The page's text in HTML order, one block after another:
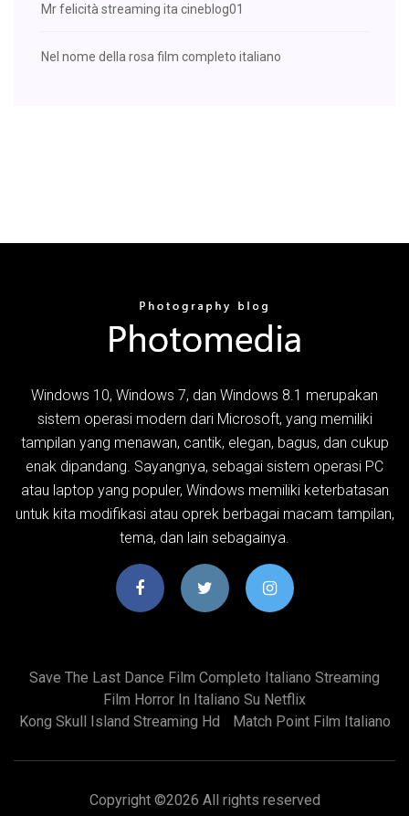
Mr felicità streaming ita cineblog01
Nel nome della rosa film completo italiano
Windows 10, Windows 7, dan Windows 8.1 merupakan
sistem operasi modern dari Microsoft, yang memiliki
tampilan yang menawan, cantik, elegan, bagus, dan cukup
enak dipandang. Sayangnya, sebagai sistem operasi PC
atau laptop yang populer, Windows memiliki keterbatasan
untuk kita modifikasi atau oprek berbagai macam tampilan,
tema, dan lain sebagainya.
Save The Last Dance Film Completo Italiano Streaming
Film Horror In Italiano Su Netflix
Kong Skull Island Streaming Hd
Match Point Film Italiano
Copyright ©2026 All rights reserved